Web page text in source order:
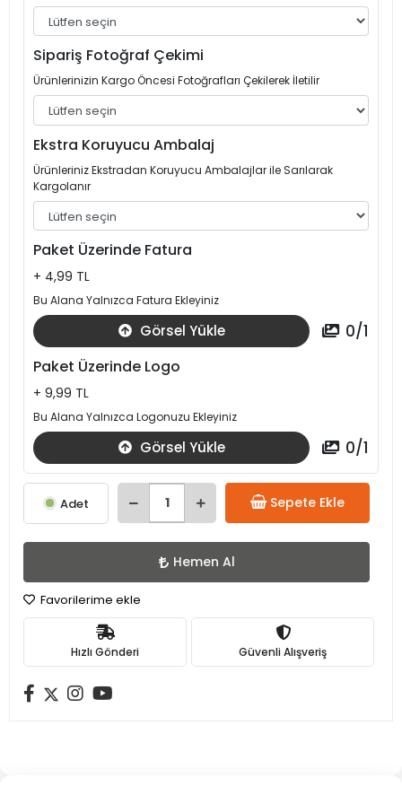
Sipariş Fotoğraf Çekimi
Ürünlerinizin Kargo Öncesi Fotoğrafları Çekilerek İletilir
Ekstra Koruyucu Ambalaj
Ürünleriniz Ekstradan Koruyucu Ambalajlar ile Sarılarak
Kargolanır
Paket Üzerinde Fatura
+ 4,99 TL
Bu Alana Yalnızca Fatura Ekleyiniz
Görsel Yükle 0/1
Paket Üzerinde Logo
+ 9,99 TL
Bu Alana Yalnızca Logonuzu Ekleyiniz
Görsel Yükle 0/1
Adet Sepete Ekle
Hemen Al
Favorilerime ekle
Hızlı Gönderi Güvenli Alışveriş